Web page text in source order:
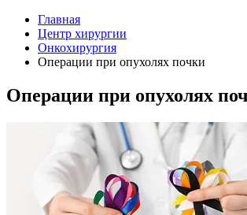
Главная
Центр хирургии
Онкохирургия
Операции при опухолях почки
Операции при опухолях